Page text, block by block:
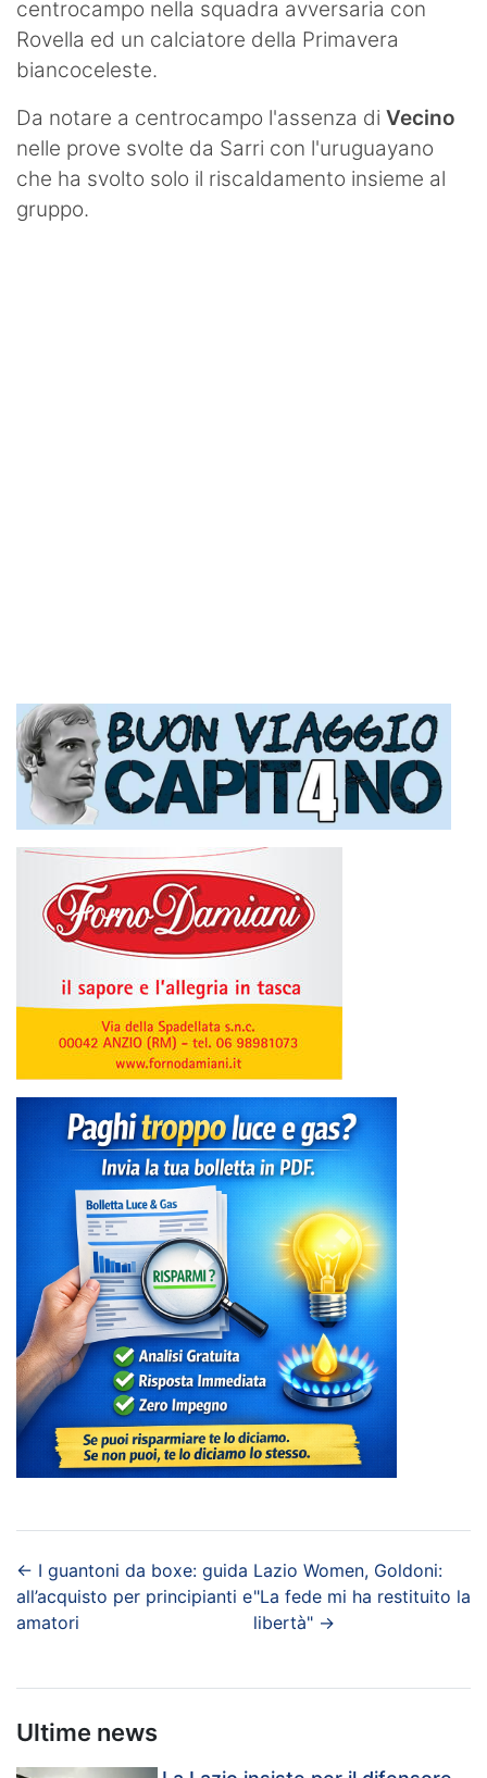
centrocampo nella squadra avversaria con
Rovella ed un calciatore della Primavera
biancoceleste.
Da notare a centrocampo l'assenza di Vecino
nelle prove svolte da Sarri con l'uruguayano
che ha svolto solo il riscaldamento insieme al
gruppo.
← I guantoni da boxe: guida
all’acquisto per principianti e
amatori
Lazio Women, Goldoni:
"La fede mi ha restituito la
libertà"→
Ultime news